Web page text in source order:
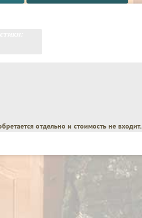
отдельно и стоимость не входит.